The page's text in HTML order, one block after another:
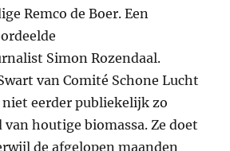
Remco de Boer. Een
Simon Rozendaal.
van Comité Schone Lucht
eerder publiekelijk zo
houtige biomassa. Ze doet
de afgelopen maanden